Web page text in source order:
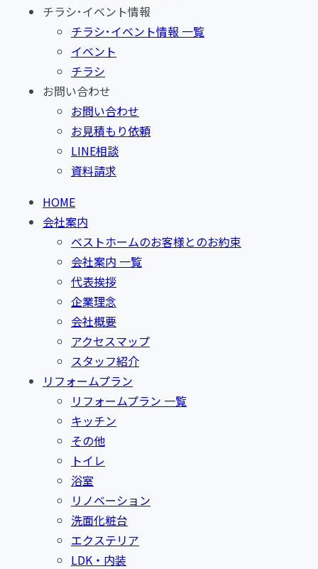
チラシ･イベント情報
チラシ･イベント情報 一覧
イベント
チラシ
お問い合わせ
お問い合わせ
お見積もり依頼
LINE相談
資料請求
HOME
会社案内
ベストホームのお客様とのお約束
会社案内 一覧
代表挨拶
企業理念
会社概要
アクセスマップ
スタッフ紹介
リフォームプラン
リフォームプラン 一覧
キッチン
その他
トイレ
浴室
リノベーション
洗面化粧台
エクステリア
LDK・内装